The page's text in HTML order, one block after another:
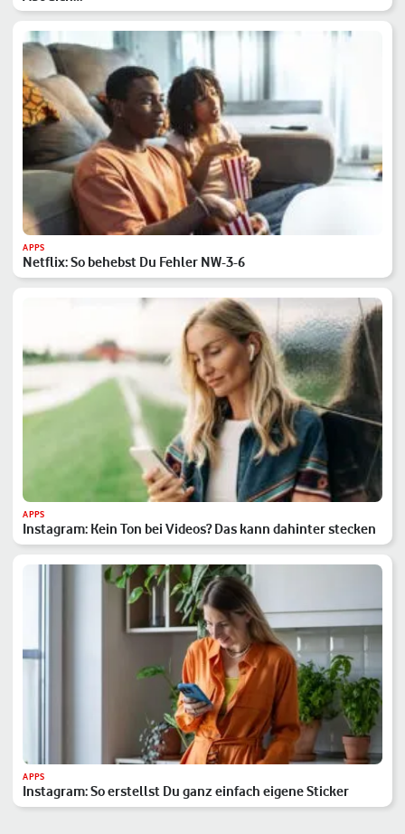
APPS
Netflix: So behebst Du Fehler NW-3-6
APPS
Instagram: Kein Ton bei Videos? Das kann dahinter stecken
APPS
Instagram: So erstellst Du ganz einfach eigene Sticker